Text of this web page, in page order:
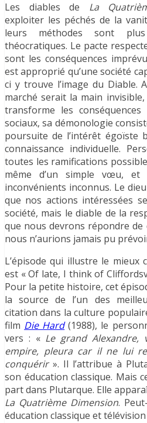
Les diables de La
exploiter les péchés de la
leurs méthodes sont plus
théocratiques. Le pacte
sont les conséquences
est approprié qu’une société
ci y trouve l’image du Diable.
marché serait la main
transforme les
sociaux, sa démonologie
poursuite de l’intérêt égoïste
connaissance individuelle.
toutes les ramifications
même d’un simple vœu,
inconvénients inconnus. Le
que nos actions intéressées
société, mais le diable de la
que nous devrons répondre de
nous n’aurions jamais pu
L’épisode qui illustre le mieux
est « Of late, I think of
Pour la petite histoire, cet
la source de l’un des
citation dans la culture
film Die Hard(1988), le
vers : « Le grand Alexandre,
empire, pleura car il ne lui
conquérir». Il l’attribue à
son éducation classique. Mais
part dans Plutarque. Elle
La Quatrième Dimension.
éducation classique et télévision